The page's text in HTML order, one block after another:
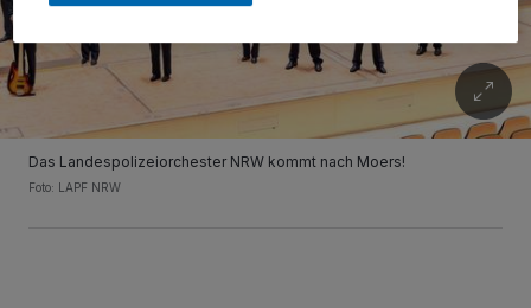
Das Landespolizeiorchester NRW kommt nach Moers!
Foto: LAPF NRW